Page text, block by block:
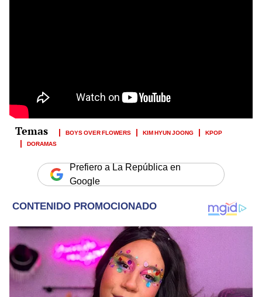
BOYS OVER FLOWERS KIM HYUN JOONG
KPOP
DORAMAS
Prefiero a La República en
Google